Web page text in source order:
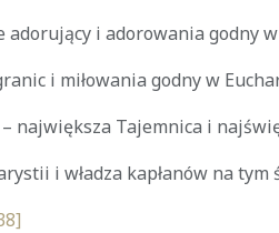
adorujący i adorowania godny
i miłowania godny w
– największa Tajemnica i
i władza kapłanów na tym